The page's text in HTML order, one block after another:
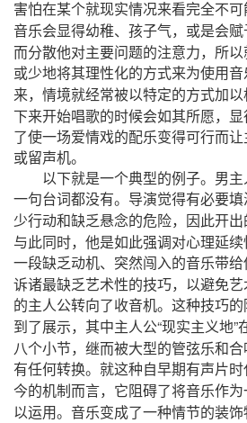
害怕在某个就现实情况来看完全不
音乐会显得幼稚、孩子气， 或是会
而分散他对主要问题的注意力，
所以
或少地将其理性化的方式来为使用
来， 情境就经常被以特定的方式加以
下来开始唱歌的时候会如其所愿，
了使一场爱情戏的配乐变得可行而
或留声机。
以下就是一个典型的例子。男主
一句台词都没有。导演觉得有必要
少行动和缺乏悬念的危险，
因此开
与此同时， 他是如此强调对心理延
一段缺乏动机、突然闯入的音乐带
诉诸最缺乏艺术性的技巧， 以避免
的主人公转向了收音机。这种技巧
到了展示， 其中主人公“现实主义地”
八个小节， 继而被大型的管弦乐和合
有任何转换。就这种自早期有声片
今的机制而言，
它阻碍了将音乐作
以运用。音乐变成了一种情节的装饰